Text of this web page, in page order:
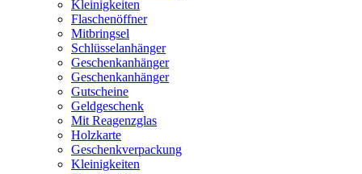
Kleinigkeiten
Flaschenöffner
Mitbringsel
Schlüsselanhänger
Geschenkanhänger
Geschenkanhänger
Gutscheine
Geldgeschenk
Mit Reagenzglas
Holzkarte
Geschenkverpackung
Kleinigkeiten